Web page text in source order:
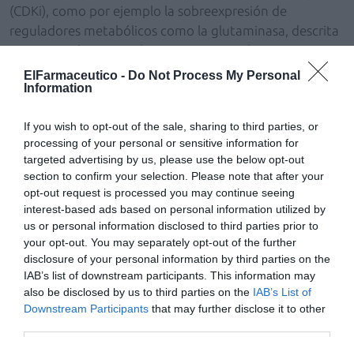
ElFarmaceutico - Do Not Process My Personal
Information
If you wish to opt-out of the sale, sharing to third parties, or
processing of your personal or sensitive information for
targeted advertising by us, please use the below opt-out
section to confirm your selection. Please note that after your
opt-out request is processed you may continue seeing
interest-based ads based on personal information utilized by
us or personal information disclosed to third parties prior to
your opt-out. You may separately opt-out of the further
disclosure of your personal information by third parties on the
IAB’s list of downstream participants. This information may
also be disclosed by us to third parties on the IAB’s List of
Downstream Participants that may further disclose it to other
(CDKi), como por ejemplo la sobreexpresión de
reguladores metabólicos como la glutaminasa, descrita
en un estudio previo de nuestro grupo de
investigación", detalla la catedrática Marta Cascante,
investigadora ICREA Academia y jefa del Grupo de
la UB, pionero en metabolómica, fluxómica y medicina
de sistemas aplicados al diseño de nuevas terapias
combinadas para la medicina personalizada. "Sin
embargo, todavía no habíamos determinado si estos
mecanismos de resistencia eran las dianas terapéuticas
más adecuadas para combinar con estos inhibidores",
apuntaMíriam Tarrado-Castellarnau.
En los tumores, el tratamiento con palbociclib provoca
la reprogramación metabólica de las células de cáncer